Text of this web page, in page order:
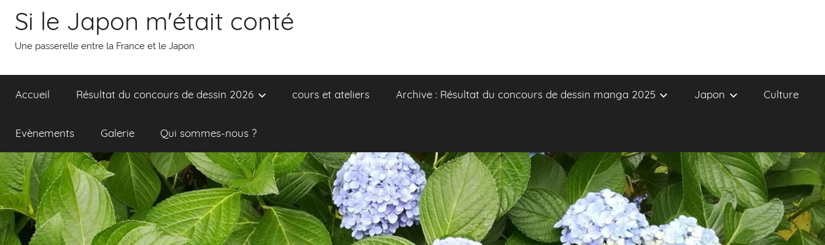
Si le Japon m'était conté
Une passerelle entre la France et le Japon
Accueil Résultat du concours de dessin 2026 cours et ateliers Archive : Résultat du concours de dessin manga 2025 Japon Culture
Evènements Galerie Qui sommes-nous ?